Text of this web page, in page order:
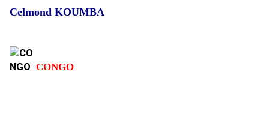
Celmond KOUMBA
CONGO